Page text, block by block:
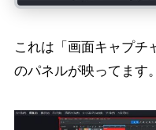
これは「画面キャプチ
のパネルが映ってます。